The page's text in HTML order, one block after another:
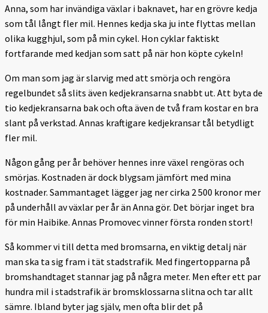
Anna, som har invändiga växlar i baknavet, har en grövre kedja
som tål långt fler mil. Hennes kedja ska ju inte flyttas mellan
olika kugghjul, som på min cykel. Hon cyklar faktiskt
fortfarande med kedjan som satt på när hon köpte cykeln!
Om man som jag är slarvig med att smörja och rengöra
regelbundet så slits även kedjekransarna snabbt ut. Att byta de
tio kedjekransarna bak och ofta även de två fram kostar en bra
slant på verkstad. Annas kraftigare kedjekransar tål betydligt
fler mil.
Någon gång per år behöver hennes inre växel rengöras och
smörjas. Kostnaden är dock blygsam jämfört med mina
kostnader. Sammantaget lägger jag ner cirka 2 500 kronor mer
på underhåll av växlar per år än Anna gör. Det börjar inget bra
för min Haibike. Annas Promovec vinner första ronden stort!
Så kommer vi till detta med bromsarna, en viktig detalj när
man ska ta sig fram i tät stadstrafik. Med fingertopparna på
bromshandtaget stannar jag på några meter. Men efter ett par
hundra mil i stadstrafik är bromsklossarna slitna och tar allt
sämre. Ibland byter jag själv, men ofta blir det på